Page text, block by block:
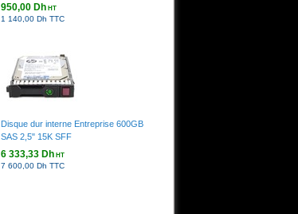
950,00 DhHT
1 140,00 Dh TTC
Disque dur interne Entreprise 600GB
SAS 2,5" 15K SFF
6 333,33 DhHT
7 600,00 Dh TTC